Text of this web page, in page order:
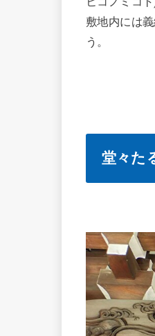
敷地内には
う。
堂々た